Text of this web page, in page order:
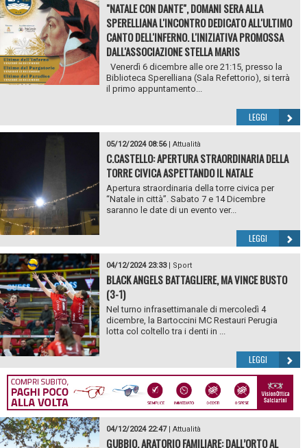
"NATALE CON DANTE", DOMANI SERA ALLA
SPERELLIANA L'INCONTRO DEDICATO ALL'ULTIMO
CANTO DELL'INFERNO. L'INIZIATIVA PROMOSSA
DALL'ASSOCIAZIONE STELLA MARIS
Venerdì 6 dicembre alle ore 21:15, presso la
Biblioteca Sperelliana (Sala Refettorio), si terrà
il primo appuntamento...
LEGGI
05/12/2024 08:56| Attualità
C.CASTELLO: APERTURA STRAORDINARIA DELLA
TORRE CIVICA ASPETTANDO IL NATALE
Apertura straordinaria della torre civica per
“Natale in città”. Sabato 7 e 14 Dicembre
saranno le date di un evento ver...
LEGGI
04/12/2024 23:33| Sport
BLACK ANGELS BATTAGLIERE, MA VINCE BUSTO
(3-1)
Nel turno infrasettimanale di mercoledì 4
dicembre, la Bartoccini MC Restauri Perugia
lotta col coltello tra i denti in ...
LEGGI
04/12/2024 22:47| Attualità
GUBBIO. ARATORIO FAMILIARE: DALL’ORTO AL